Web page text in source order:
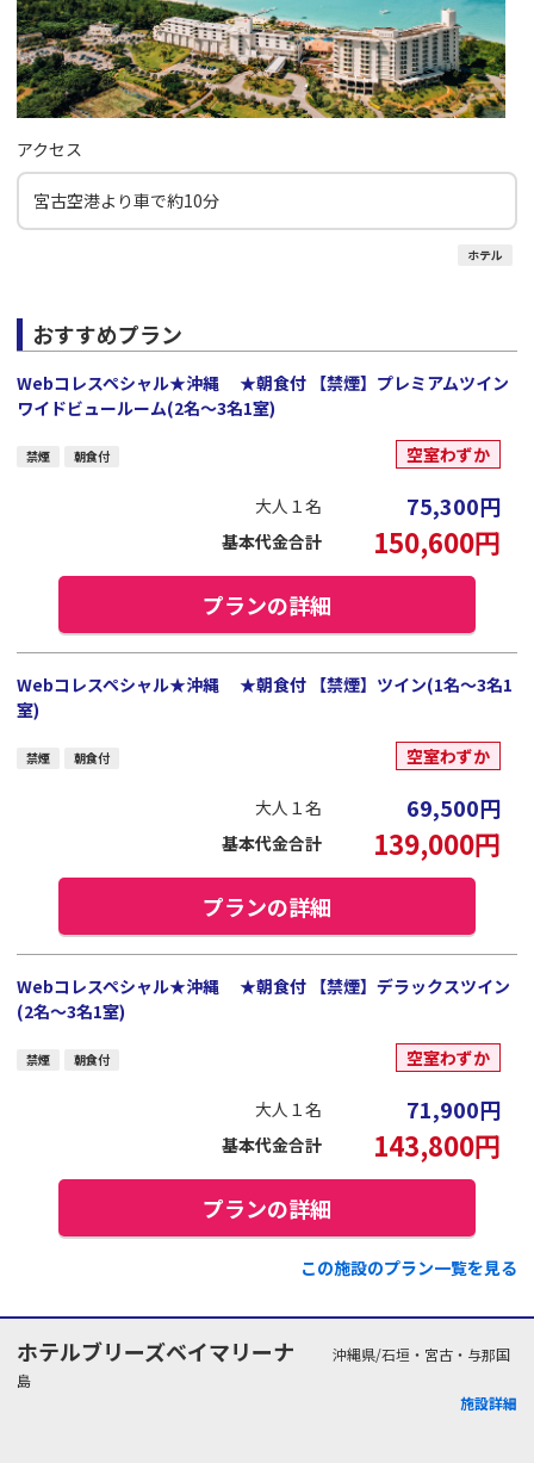
アクセス
宮古空港より車で約10分
ホテル
おすすめプラン
Webコレスペシャル★沖縄 ★朝食付 【禁煙】プレミアムツイン
ワイドビュールーム(2名～3名1室)
禁煙 朝食付 空室わずか
大人１名 75,300円
基本代金合計 150,600円
プランの詳細
Webコレスペシャル★沖縄 ★朝食付 【禁煙】ツイン(1名～3名1
室)
禁煙 朝食付 空室わずか
大人１名 69,500円
基本代金合計 139,000円
プランの詳細
Webコレスペシャル★沖縄 ★朝食付 【禁煙】デラックスツイン
(2名～3名1室)
禁煙 朝食付 空室わずか
大人１名 71,900円
基本代金合計 143,800円
プランの詳細
この施設のプラン一覧を見る
ホテルブリーズベイマリーナ
沖縄県/石垣・宮古・与那国
島
施設詳細